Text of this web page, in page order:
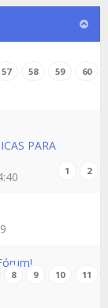
57 58 59 60
PARA
1 2
8 9 10 11